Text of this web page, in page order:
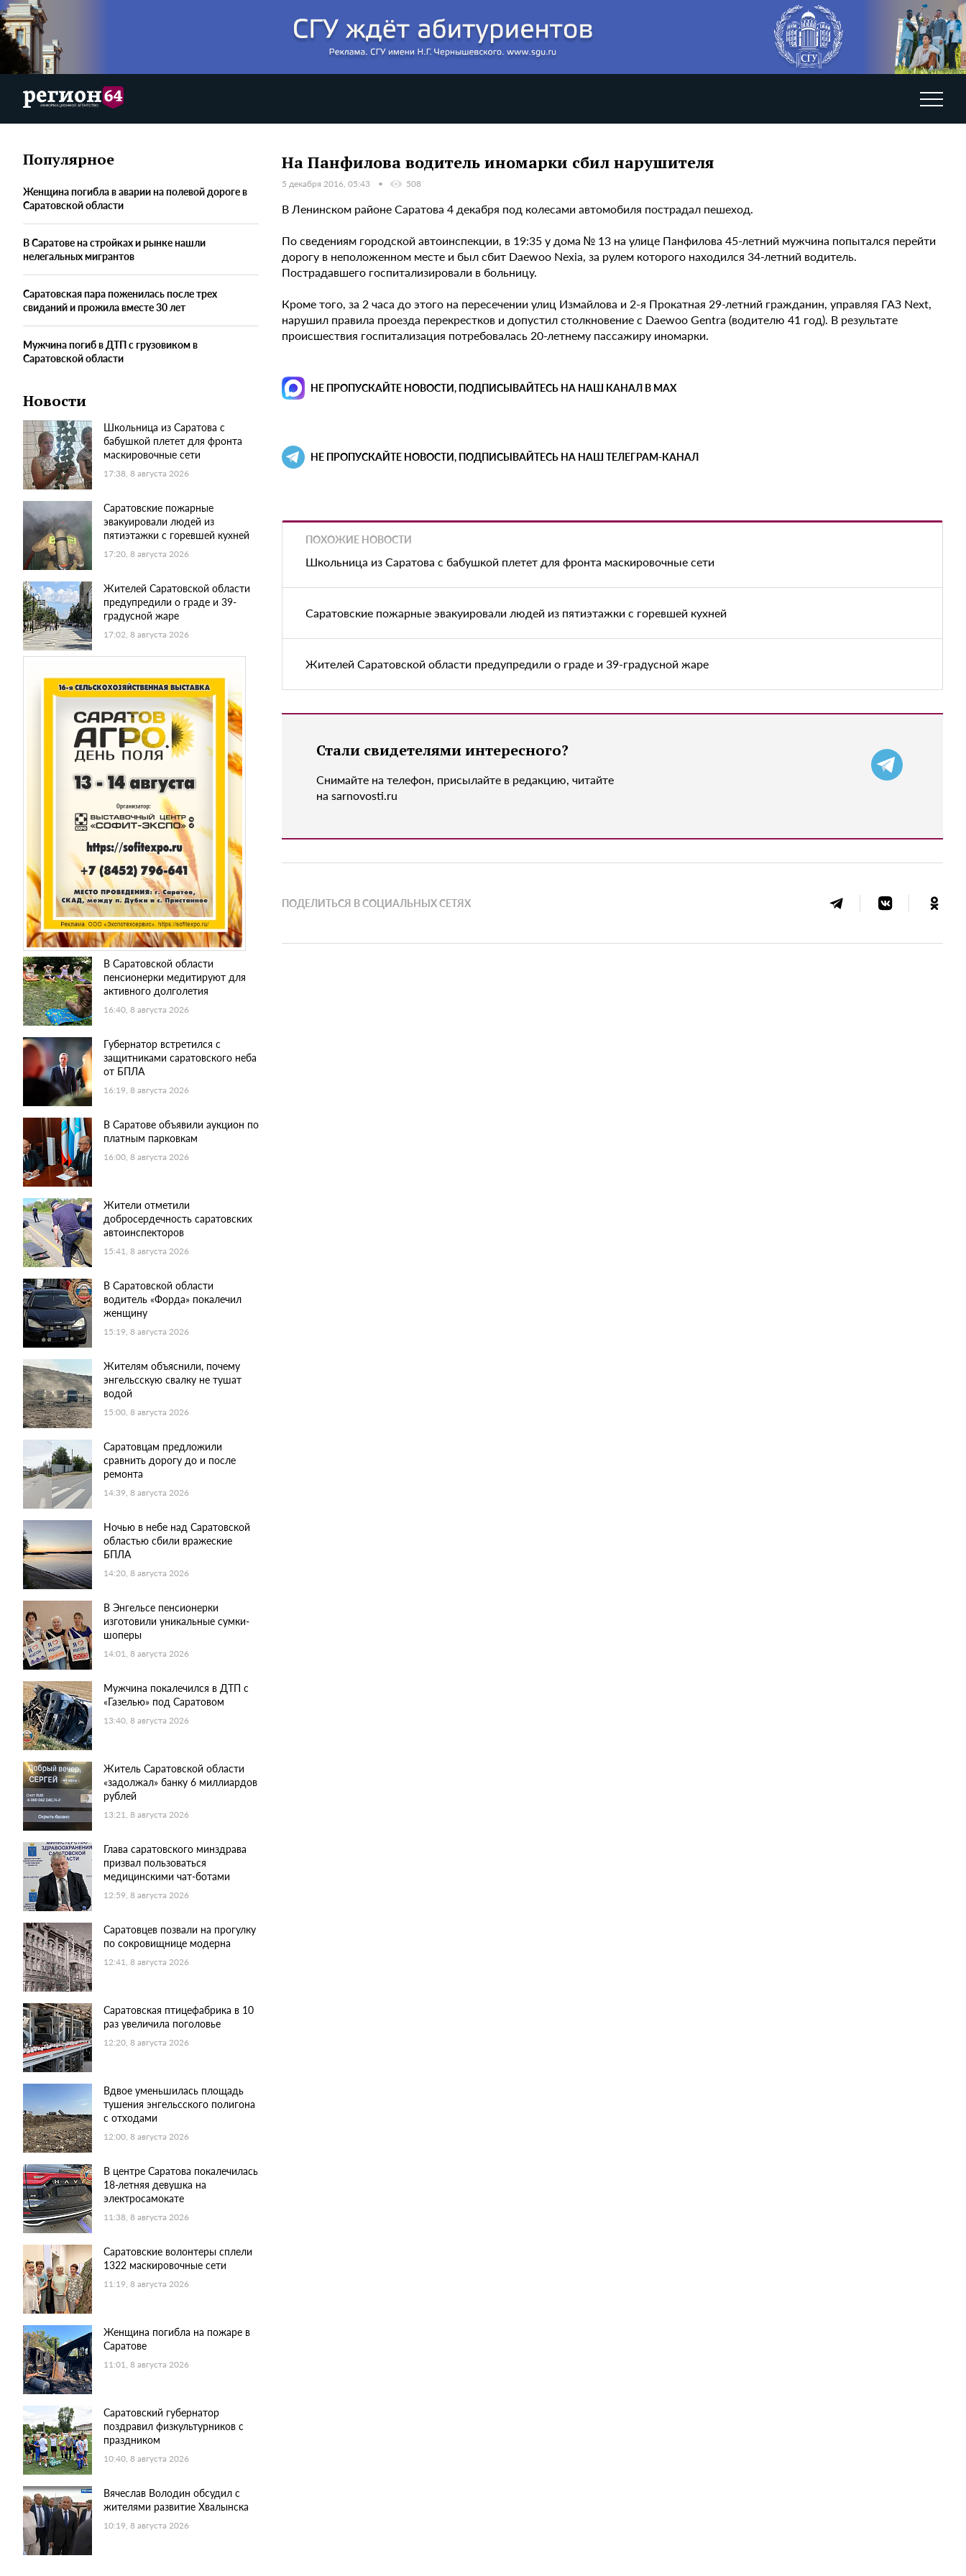
Популярное
Женщина погибла в аварии на полевой дороге в
Саратовской области
В Саратове на стройках и рынке нашли
нелегальных мигрантов
Саратовская пара поженилась после трех
свиданий и прожила вместе 30 лет
Мужчина погиб в ДТП с грузовиком в
Саратовской области
Новости
Школьница из Саратова с
бабушкой плетет для фронта
маскировочные сети
17:38, 8 августа 2026
Саратовские пожарные
эвакуировали людей из
пятиэтажки с горевшей кухней
17:20, 8 августа 2026
Жителей Саратовской области
предупредили о граде и 39-
градусной жаре
17:02, 8 августа 2026
В Саратовской области
пенсионерки медитируют для
активного долголетия
16:40, 8 августа 2026
Губернатор встретился с
защитниками саратовского неба
от БПЛА
16:19, 8 августа 2026
В Саратове объявили аукцион по
платным парковкам
16:00, 8 августа 2026
Жители отметили
добросердечность саратовских
автоинспекторов
15:41, 8 августа 2026
В Саратовской области
водитель «Форда» покалечил
женщину
15:19, 8 августа 2026
Жителям объяснили, почему
энгельсскую свалку не тушат
водой
15:00, 8 августа 2026
Саратовцам предложили
сравнить дорогу до и после
ремонта
14:39, 8 августа 2026
Ночью в небе над Саратовской
областью сбили вражеские
БПЛА
14:20, 8 августа 2026
В Энгельсе пенсионерки
изготовили уникальные сумки-
шоперы
14:01, 8 августа 2026
Мужчина покалечился в ДТП с
«Газелью» под Саратовом
13:40, 8 августа 2026
Житель Саратовской области
«задолжал» банку 6 миллиардов
рублей
13:21, 8 августа 2026
Глава саратовского минздрава
призвал пользоваться
медицинскими чат-ботами
12:59, 8 августа 2026
Саратовцев позвали на прогулку
по сокровищнице модерна
12:41, 8 августа 2026
Саратовская птицефабрика в 10
раз увеличила поголовье
12:20, 8 августа 2026
Вдвое уменьшилась площадь
тушения энгельсского полигона
с отходами
12:00, 8 августа 2026
В центре Саратова покалечилась
18-летняя девушка на
электросамокате
11:38, 8 августа 2026
Саратовские волонтеры сплели
1322 маскировочные сети
11:19, 8 августа 2026
Женщина погибла на пожаре в
Саратове
11:01, 8 августа 2026
Саратовский губернатор
поздравил физкультурников с
праздником
10:40, 8 августа 2026
Вячеслав Володин обсудил с
жителями развитие Хвалынска
10:19, 8 августа 2026
На Панфилова водитель иномарки сбил нарушителя
5 декабря 2016, 05:43 508
В Ленинском районе Саратова 4 декабря под колесами автомобиля пострадал пешеход.
По сведениям городской автоинспекции, в 19:35 у дома № 13 на улице Панфилова 45-летний мужчина попытался перейти
дорогу в неположенном месте и был сбит Daewoo Nexia, за рулем которого находился 34-летний водитель.
Пострадавшего госпитализировали в больницу.
Кроме того, за 2 часа до этого на пересечении улиц Измайлова и 2-я Прокатная 29-летний гражданин, управляя ГАЗ Next,
нарушил правила проезда перекрестков и допустил столкновение с Daewoo Gentra (водителю 41 год). В результате
происшествия госпитализация потребовалась 20-летнему пассажиру иномарки.
НЕ ПРОПУСКАЙТЕ НОВОСТИ, ПОДПИСЫВАЙТЕСЬ НА НАШ КАНАЛ В MAX
НЕ ПРОПУСКАЙТЕ НОВОСТИ, ПОДПИСЫВАЙТЕСЬ НА НАШ ТЕЛЕГРАМ-КАНАЛ
ПОХОЖИЕ НОВОСТИ
Школьница из Саратова с бабушкой плетет для фронта маскировочные сети
Саратовские пожарные эвакуировали людей из пятиэтажки с горевшей кухней
Жителей Саратовской области предупредили о граде и 39-градусной жаре
Стали свидетелями интересного?
Снимайте на телефон, присылайте в редакцию, читайте
на sarnovosti.ru
ПОДЕЛИТЬСЯ В СОЦИАЛЬНЫХ СЕТЯХ